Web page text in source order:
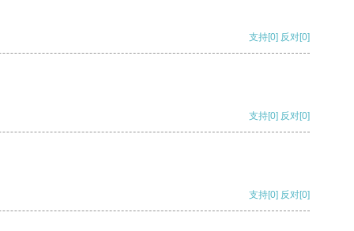
支持[0] 反对[0]
支持[0] 反对[0]
支持[0] 反对[0]